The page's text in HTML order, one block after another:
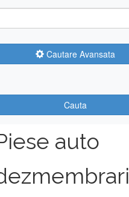
Cautare Avansata
Cauta
auto